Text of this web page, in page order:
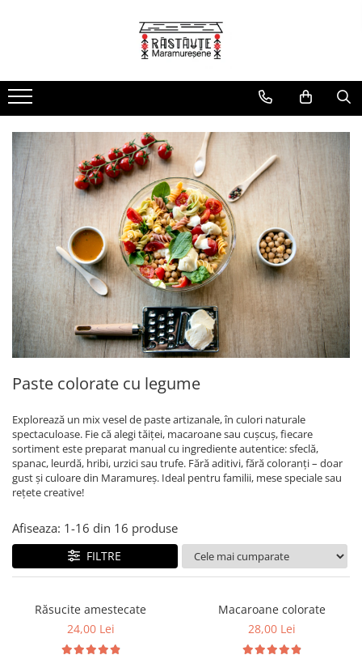
Sosuri Paste
Paste colorate cu legume
Paste Simple
Paste gourmet și specialități
Paste de post, fără ou
Pachete cadou
Paste colorate cu legume
Explorează un mix vesel de paste artizanale, în culori naturale
spectaculoase. Fie că alegi tăiței, macaroane sau cușcuș, fiecare
sortiment este preparat manual cu ingrediente autentice: sfeclă,
spanac, leurdă, hribi, urzici sau trufe. Fără aditivi, fără coloranți – doar
gust și culoare din Maramureș. Ideal pentru familii, mese speciale sau
rețete creative!
Afiseaza: 1-16 din 16 produse
FILTRE
Răsucite amestecate
24,00 Lei
Macaroane colorate
28,00 Lei